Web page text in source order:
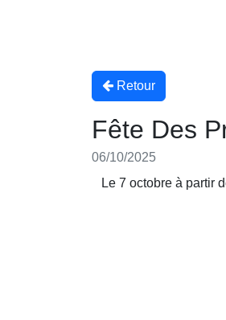
Retour
Fête Des
06/10/2025
Le 7 octobre à partir